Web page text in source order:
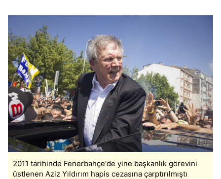
2011 tarihinde Fenerbahçe'de yine başkanlık görevini
üstlenen Aziz Yıldırım hapis cezasına çarptırılmıştı